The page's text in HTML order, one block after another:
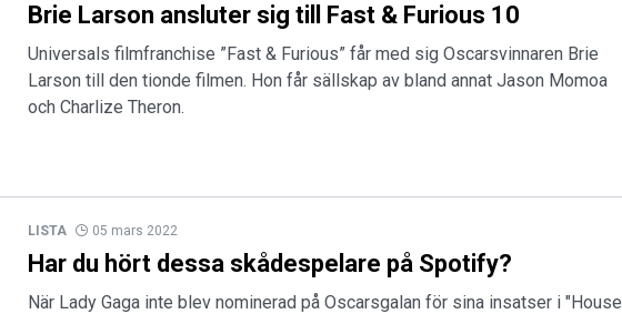
Brie Larson ansluter sig till Fast & Furious 10
Universals filmfranchise ”Fast & Furious” får med sig Oscarsvinnaren Brie
Larson till den tionde filmen. Hon får sällskap av bland annat Jason Momoa
och Charlize Theron.
LISTA 05 mars 2022
Har du hört dessa skådespelare på Spotify?
När Lady Gaga inte blev nominerad på Oscarsgalan för sina insatser i "House